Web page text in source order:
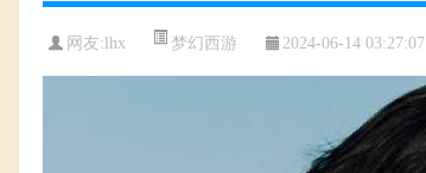
网友:lhx 梦幻西游 2024-06-14 03:27:07